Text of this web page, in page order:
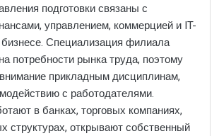
подготовки связаны с
управлением, коммерцией и IT-
Специализация филиала
потребности рынка труда, поэтому
прикладным дисциплинам,
с работодателями.
в банках, торговых компаниях,
структурах, открывают собственный